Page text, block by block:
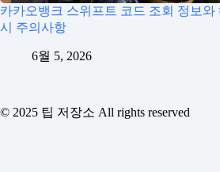
카카오뱅크 스위프트 코드 조회 정보와
시 주의사항
6월 5, 2026
© 2025 팁 저장소 All rights reserved